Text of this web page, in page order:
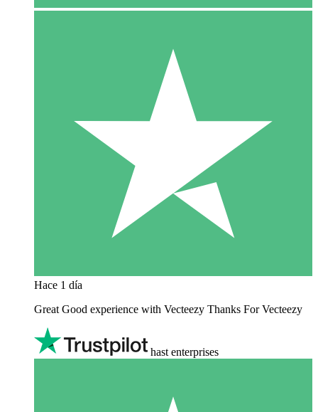
Hace 1 día
Great Good experience with Vecteezy Thanks For Vecteezy
hast enterprises